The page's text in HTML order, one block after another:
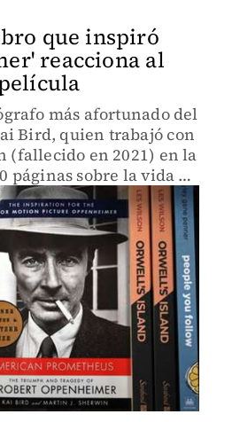
que inspiró
reacciona al
más afortunado del
Bird, quien trabajó con
(fallecido en 2021) en la
páginas sobre la vida de